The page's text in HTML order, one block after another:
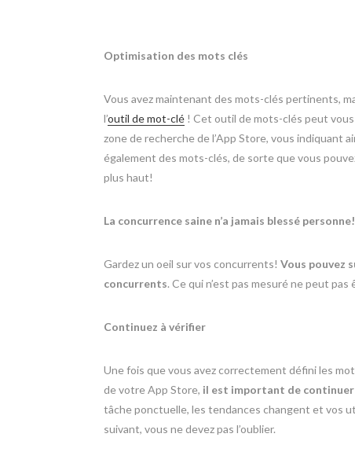
Optimisation des mots clés
Vous avez maintenant des mots-clés pertinents,
l’outil de mot-clé ! Cet outil de mots-clés peut
zone de recherche de l’App Store, vous indiquant
également des mots-clés, de sorte que vous
plus haut!
La concurrence saine n’a jamais blessé personne!
Gardez un oeil sur vos concurrents! Vous pouvez
concurrents. Ce qui n’est pas mesuré ne peut
Continuez à vérifier
Une fois que vous avez correctement défini les
de votre App Store, il est important de
tâche ponctuelle, les tendances changent et vos
suivant, vous ne devez pas l’oublier.